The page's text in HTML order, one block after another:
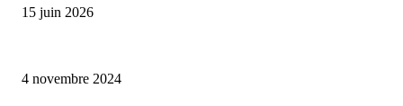
15 juin 2026
4 novembre 2024